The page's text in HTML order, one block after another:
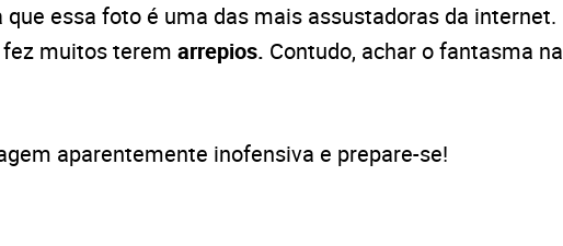
que essa foto é uma das mais assustadoras da internet.
muitos terem arrepios. Contudo, achar o fantasma na
aparentemente inofensiva e prepare-se!